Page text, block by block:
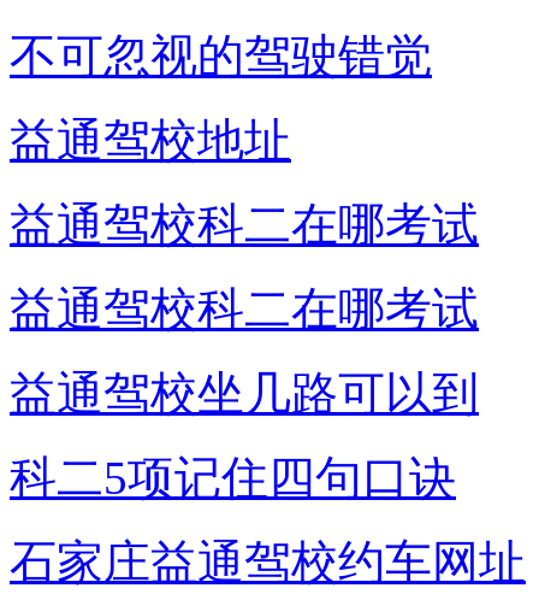
不可忽视的驾驶错觉
益通驾校地址
益通驾校科二在哪考试
益通驾校科二在哪考试
益通驾校坐几路可以到
科二5项记住四句口诀
石家庄益通驾校约车网址